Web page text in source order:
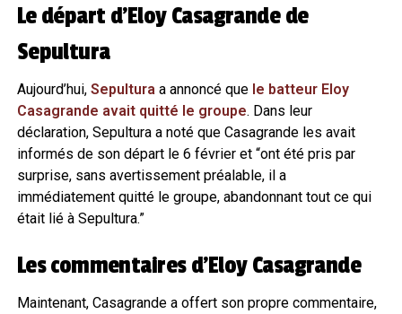
Le départ d’Eloy Casagrande de
Sepultura
Aujourd’hui, Sepultura a annoncé que le batteur Eloy
Casagrande avait quitté le groupe. Dans leur
déclaration, Sepultura a noté que Casagrande les avait
informés de son départ le 6 février et “ont été pris par
surprise, sans avertissement préalable, il a
immédiatement quitté le groupe, abandonnant tout ce qui
était lié à Sepultura.”
Les commentaires d’Eloy Casagrande
Maintenant, Casagrande a offert son propre commentaire,